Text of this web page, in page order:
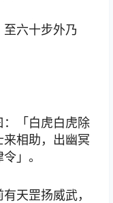
六十步外乃
「白虎白虎除
相助，出幽冥
」。
天罡扬威武，